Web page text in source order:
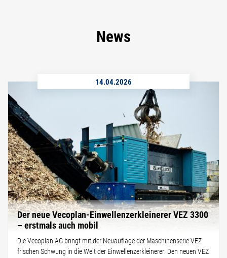
News
14.04.2026
Der neue Vecoplan-Einwellenzerkleinerer VEZ 3300
– erstmals auch mobil
Die Vecoplan AG bringt mit der Neuauflage der Maschinenserie VEZ
frischen Schwung in die Welt der Einwellenzerkleinerer: Den neuen VEZ